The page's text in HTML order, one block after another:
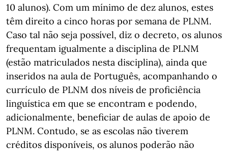
10 alunos). Com um mínimo de dez alunos, estes
têm direito a cinco horas por semana de PLNM.
Caso tal não seja possível, diz o decreto, os alunos
frequentam igualmente a disciplina de PLNM
(estão matriculados nesta disciplina), ainda que
inseridos na aula de Português, acompanhando o
currículo de PLNM dos níveis de proficiência
linguística em que se encontram e podendo,
adicionalmente, beneficiar de aulas de apoio de
PLNM. Contudo, se as escolas não tiverem
créditos disponíveis, os alunos poderão não